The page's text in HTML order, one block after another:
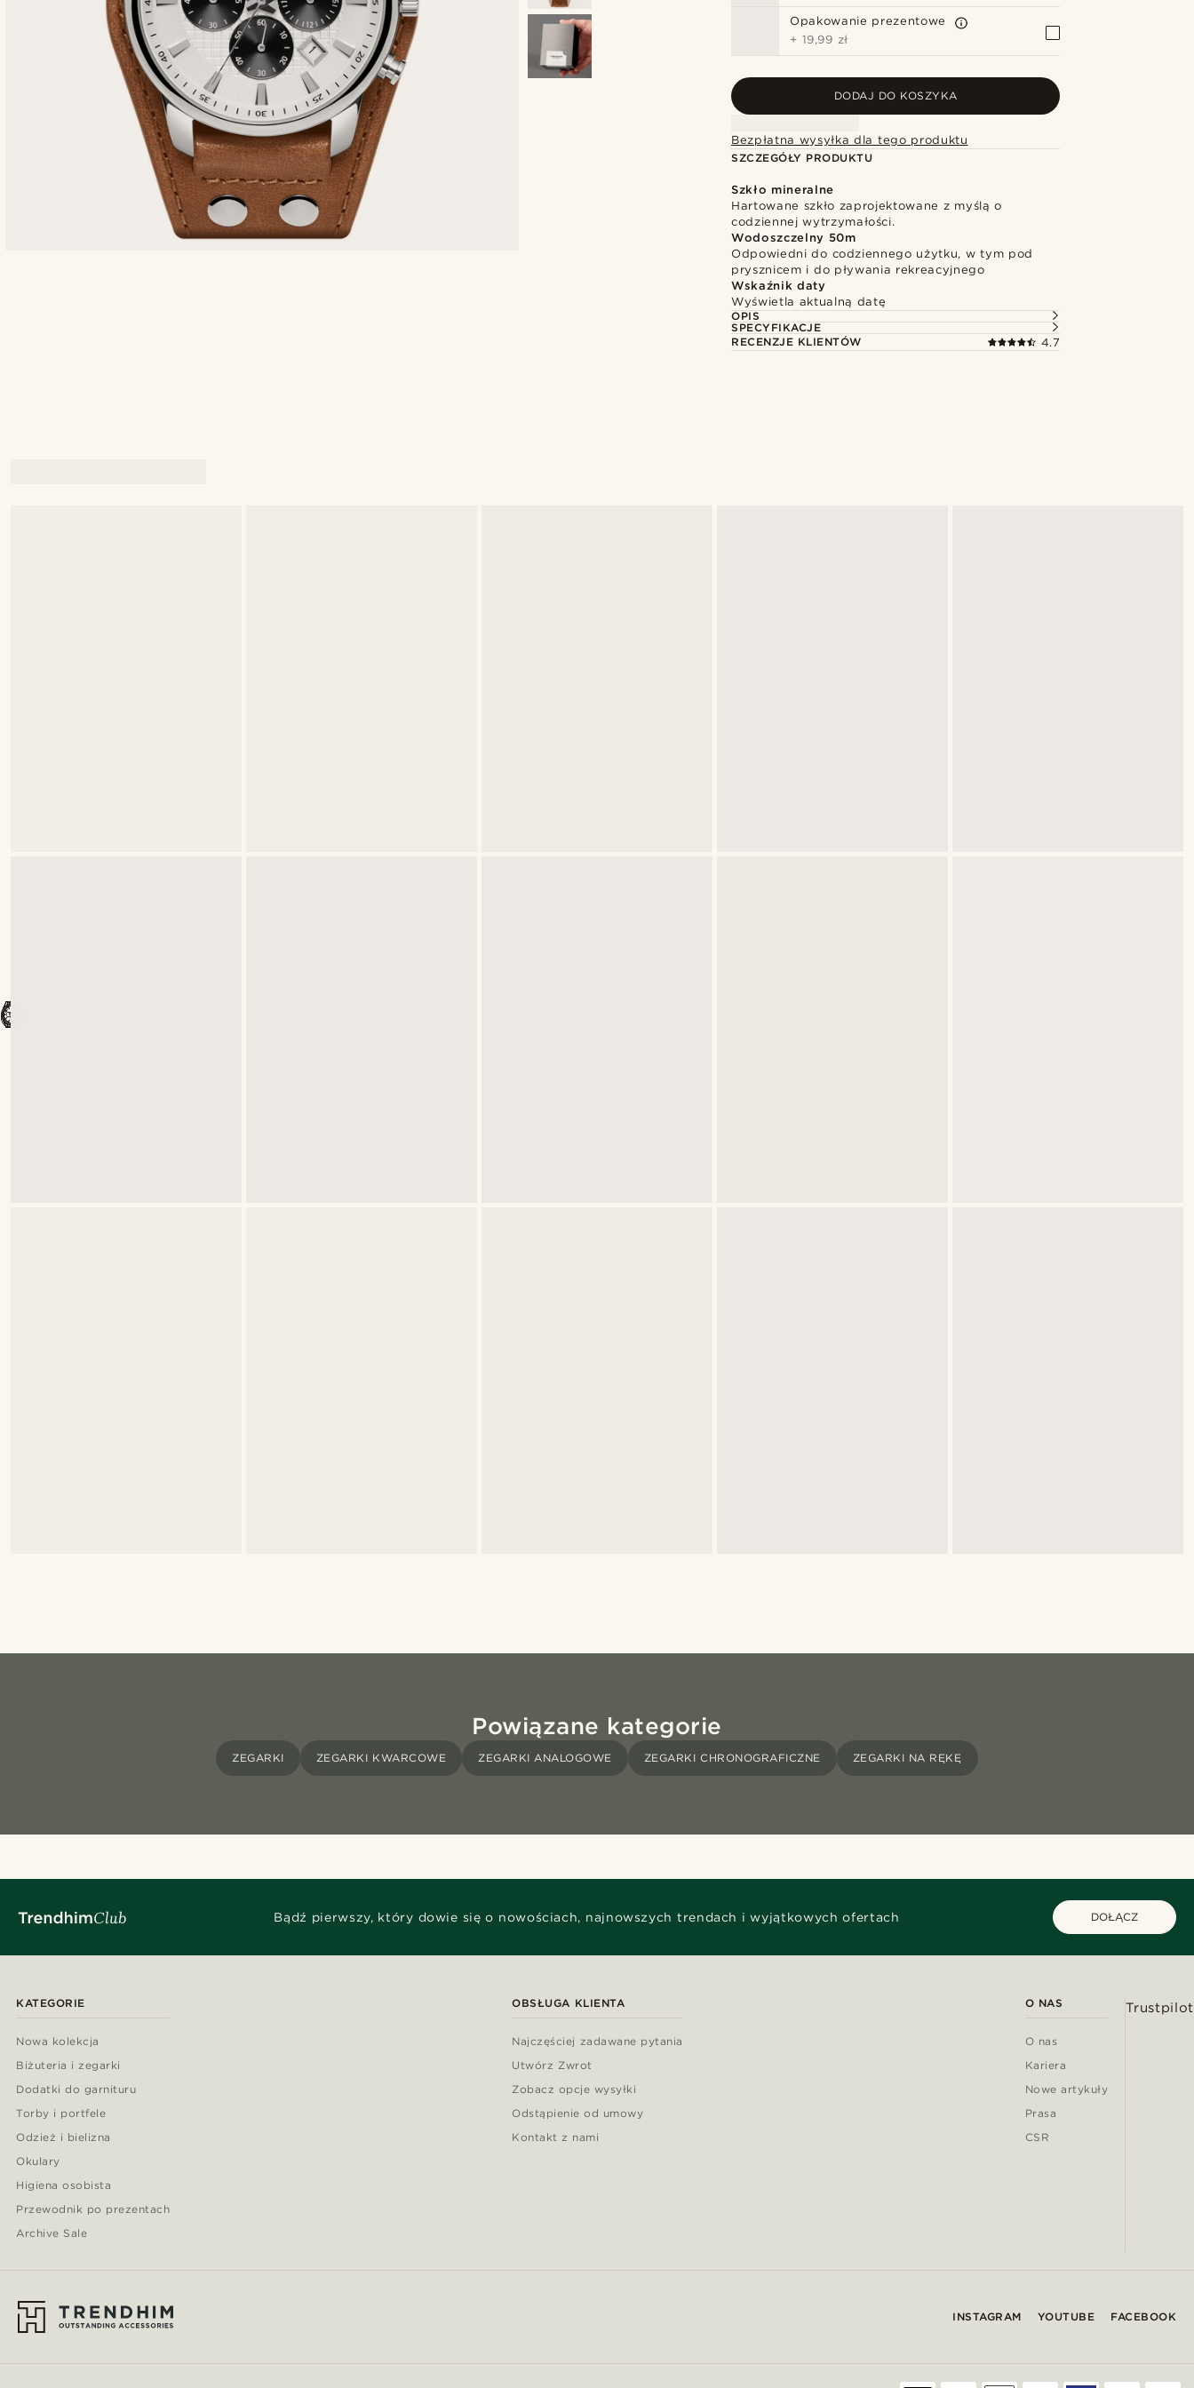
Opakowanie prezentowe
+ 19,99 zł
DODAJ DO KOSZYKA
Bezpłatna wysyłka dla tego produktu
SZCZEGÓŁY PRODUKTU
Szkło mineralne
Hartowane szkło zaprojektowane z myślą o
codziennej wytrzymałości.
Wodoszczelny 50m
Odpowiedni do codziennego użytku, w tym pod
prysznicem i do pływania rekreacyjnego
Wskaźnik daty
Wyświetla aktualną datę
OPIS
SPECYFIKACJE
RECENZJE KLIENTÓW
4.7
Powiązane kategorie
ZEGARKI ZEGARKI KWARCOWE ZEGARKI ANALOGOWE ZEGARKI CHRONOGRAFICZNE ZEGARKI NA RĘKĘ
Bądź pierwszy, który dowie się o nowościach, najnowszych trendach i wyjątkowych ofertach DOŁĄCZ
KATEGORIE
Nowa kolekcja
Biżuteria i zegarki
Dodatki do garnituru
Torby i portfele
Odzież i bielizna
Okulary
Higiena osobista
Przewodnik po prezentach
Archive Sale
OBSŁUGA KLIENTA
Najczęściej zadawane pytania
Utwórz Zwrot
Zobacz opcje wysyłki
Odstąpienie od umowy
Kontakt z nami
O NAS
O nas
Kariera
Nowe artykuły
Prasa
CSR
Trustpilot
INSTAGRAM YOUTUBE FACEBOOK